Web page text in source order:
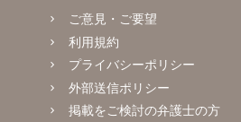
ご意見・ご要望
利用規約
プライバシーポリシー
外部送信ポリシー
掲載をご検討の弁護士の方